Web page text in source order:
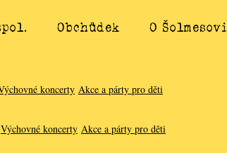
Obchůdek
O Šolmesovi
koncerty Akce a párty pro děti
Výchovné koncerty Akce a párty pro děti